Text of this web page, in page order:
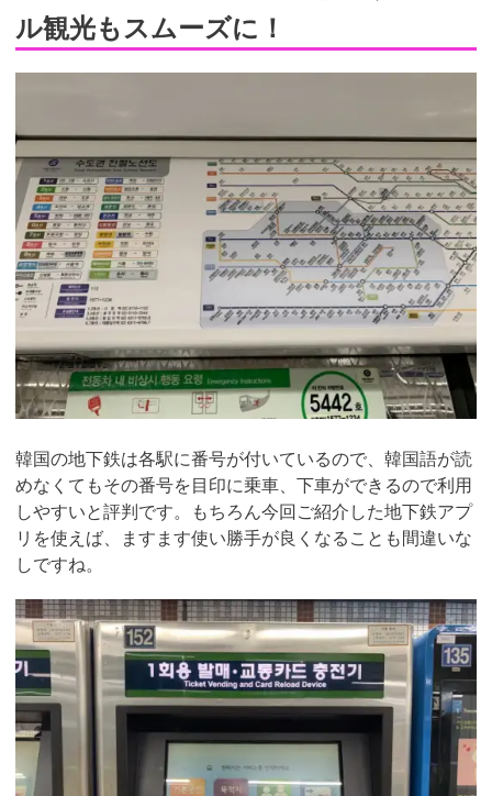
ル観光もスムーズに！
韓国の地下鉄は各駅に番号が付いているので、韓国語が読
めなくてもその番号を目印に乗車、下車ができるので利用
しやすいと評判です。もちろん今回ご紹介した地下鉄アプ
リを使えば、ますます使い勝手が良くなることも間違いな
しですね。